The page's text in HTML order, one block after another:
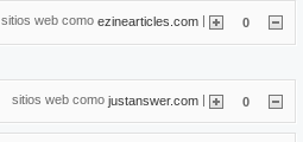
sitios web como ezinearticles.com 0
sitios web como justanswer.com | 0